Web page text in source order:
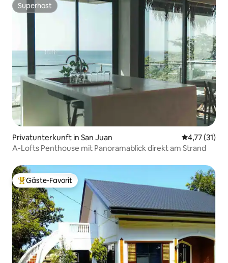
Superhost
Superhost
Privatunterkunft in San Juan
4,77 (31)
A-Lofts Penthouse mit Panoramablick direkt am Strand
Beliebter Gäste-Favorit.
Gäste-Favorit